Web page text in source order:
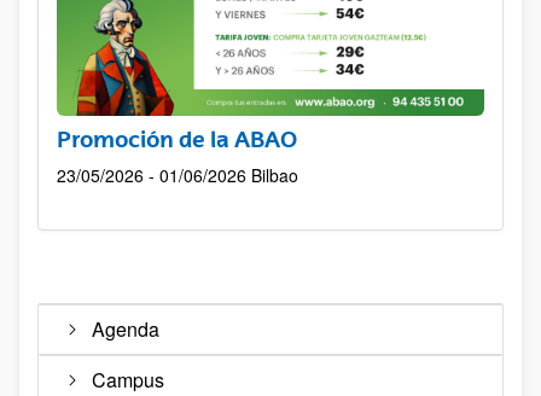
Promoción de la ABAO
23/05/2026 - 01/06/2026 Bilbao
Agenda
Campus